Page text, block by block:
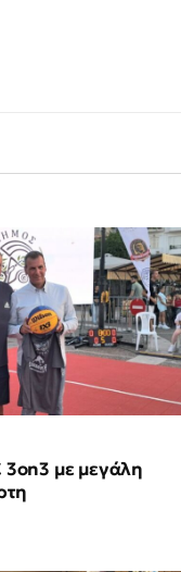
3on3 με μεγάλη